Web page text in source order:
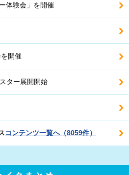
体験会」を開催
開催
ター展開開始
コンテンツ一覧へ（8059件）